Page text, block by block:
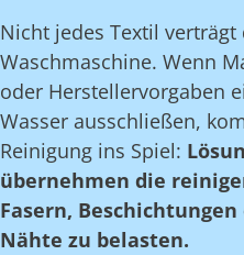
Nicht jedes Textil
Waschmaschine. Wenn
oder Herstellervorgaben
Wasser ausschließen,
Reinigung ins Spiel:
übernehmen die
Fasern,
Nähte zu belasten.